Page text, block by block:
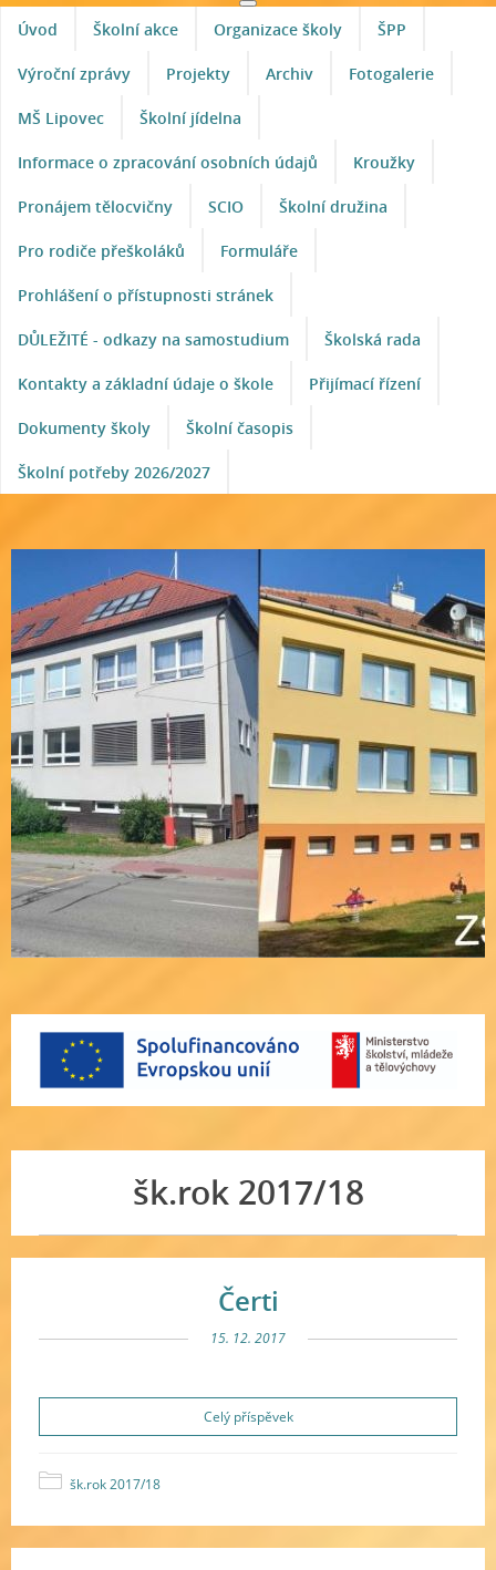
Úvod Školní akce Organizace školy ŠPP
Výroční zprávy Projekty Archiv Fotogalerie
MŠ Lipovec Školní jídelna
Informace o zpracování osobních údajů Kroužky
Pronájem tělocvičny SCIO Školní družina
Pro rodiče přeškoláků Formuláře
Prohlášení o přístupnosti stránek
DŮLEŽITÉ - odkazy na samostudium Školská rada
Kontakty a základní údaje o škole Přijímací řízení
Dokumenty školy Školní časopis
Školní potřeby 2026/2027
šk.rok 2017/18
Čerti
15. 12. 2017
Celý příspěvek
šk.rok 2017/18